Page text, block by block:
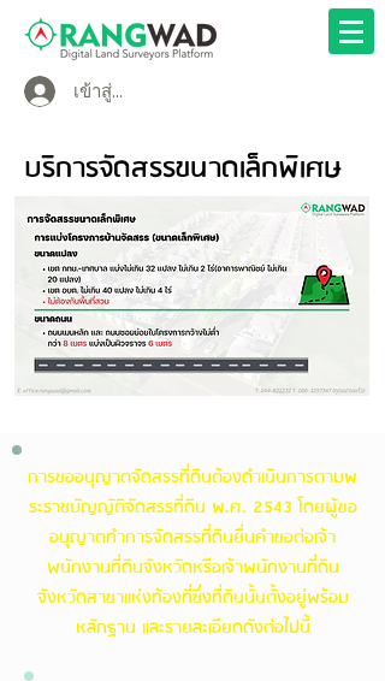
เข้าสู่ระบบ
บริการจัดสรรขนาดเล็กพิเศษ
การขออนุญาตจัดสรรที่ดินต้องดำเนินการตามพ
ระราชบัญญัติจัดสรรที่ดิน พ.ศ. 2543 โดยผู้ขอ
อนุญาตทำการจัดสรรที่ดินยื่นคำขอต่อเจ้า
พนักงานที่ดินจังหวัดหรือเจ้าพนักงานที่ดิน
จังหวัดสาขาแห่งท้องที่ซึ่งที่ดินนั้นตั้งอยู่พร้อม
หลักฐาน และรายละเอียดดังต่อไปนี้